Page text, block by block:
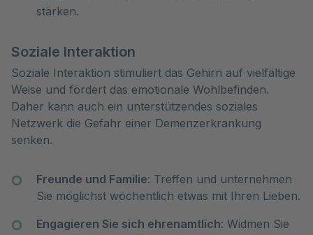
stärken.
Soziale Interaktion
Soziale Interaktion stimuliert das Gehirn auf vielfältige
Weise und fördert das emotionale Wohlbefinden.
Daher kann auch ein unterstützendes soziales
Netzwerk die Gefahr einer Demenzerkrankung
senken.
Freunde und Familie: Treffen und unternehmen
Sie möglichst wöchentlich etwas mit Ihren Lieben.
Engagieren Sie sich ehrenamtlich: Widmen Sie